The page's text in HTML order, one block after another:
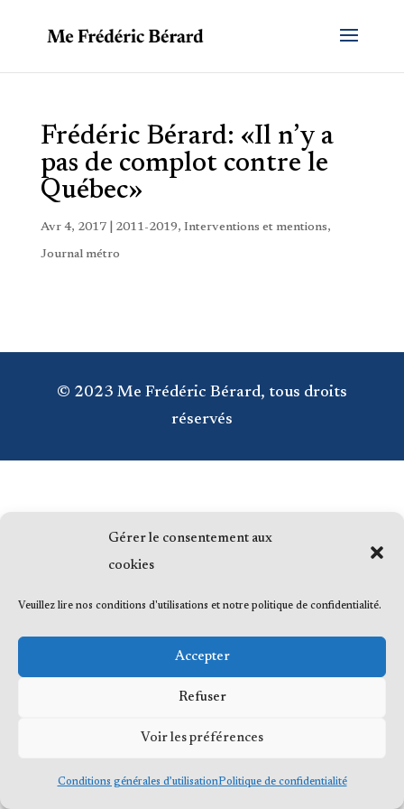
Gérer le consentement aux
cookies
Veuillez lire nos conditions d'utilisations et notre politique de confidentialité.
Accepter
Refuser
Voir les préférences
Conditions générales d’utilisationPolitique de confidentialité
Frédéric Bérard: «Il n’y a
pas de complot contre le
Québec»
Avr 4, 2017| 2011-2019, Interventions et mentions,
Journal métro
© 2023 Me Frédéric Bérard, tous droits
réservés